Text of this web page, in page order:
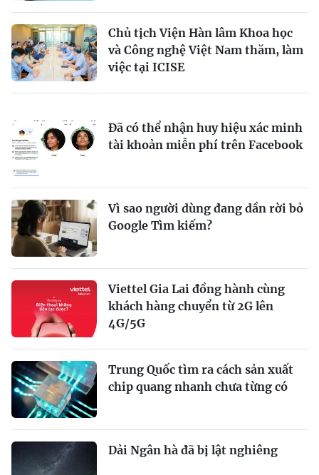
Chủ tịch Viện Hàn lâm Khoa học
và Công nghệ Việt Nam thăm, làm
việc tại ICISE
Đã có thể nhận huy hiệu xác minh
tài khoản miễn phí trên Facebook
Vì sao người dùng đang dần rời bỏ
Google Tìm kiếm?
Viettel Gia Lai đồng hành cùng
khách hàng chuyển từ 2G lên
4G/5G
Trung Quốc tìm ra cách sản xuất
chip quang nhanh chưa từng có
Dải Ngân hà đã bị lật nghiêng